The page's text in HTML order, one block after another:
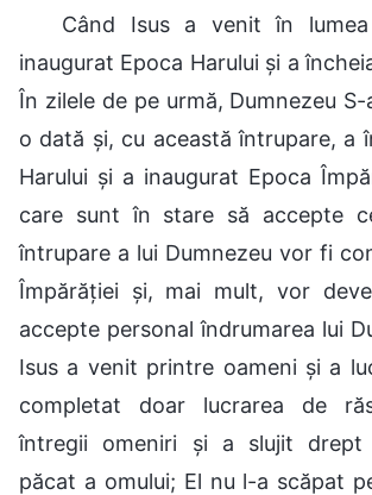
Când Isus a venit în
inaugurat Epoca Harului și a
În zilele de pe urmă, Dumnezeu
o dată și, cu această întrupare, a
Harului și a inaugurat Epoca
care sunt în stare să accepte
întrupare a lui Dumnezeu vor fi
Împărăției și, mai mult, vor
accepte personal îndrumarea lui
Isus a venit printre oameni și a
completat doar lucrarea de
întregii omeniri și a slujit
păcat a omului; El nu l-a scăpat